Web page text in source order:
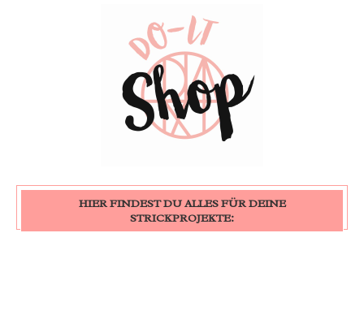
HIER FINDEST DU ALLES FÜR DEINE
STRICKPROJEKTE: